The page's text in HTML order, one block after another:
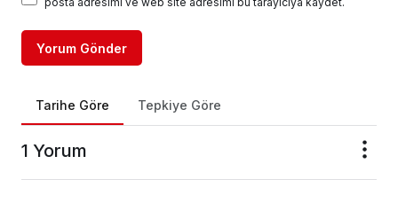
Yorum Gönder
Tarihe Göre Tepkiye Göre
1 Yorum